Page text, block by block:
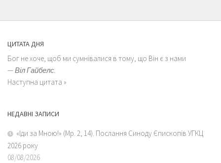
ЦИТАТА ДНЯ
Бог не хоче, щоб ми сумнівалися в тому, що Він є з нами
—Віл Гайбелс.
Наступна цитата »
НЕДАВНІ ЗАПИСИ
«Іди за Мною!» (Мр. 2, 14). Послання Синоду Єпископів УГКЦ
2026 року
08/08/2026